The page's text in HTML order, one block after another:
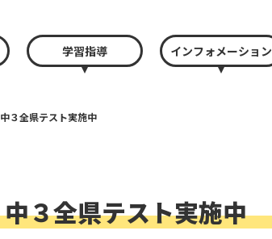
学習指導 インフォメーション
中３全県テスト実施中
中３全県テスト実施中